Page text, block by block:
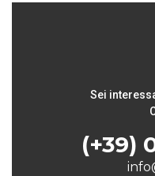
Sei
(+39)